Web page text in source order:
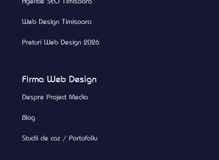
Web Design Timisoara
Preturi Web Design 2026
Firma Web Design
Despre Project Media
Blog
Studii de caz / Portofoliu